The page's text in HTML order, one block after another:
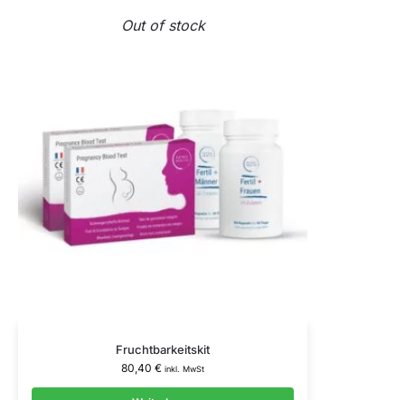
Out of stock
Fruchtbarkeitskit
80,40 € inkl. MwSt